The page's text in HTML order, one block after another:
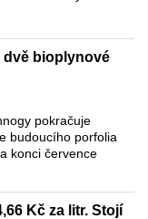
bioplynové
pokračuje
budoucího porfolia
konci července
Kč za litr. Stojí